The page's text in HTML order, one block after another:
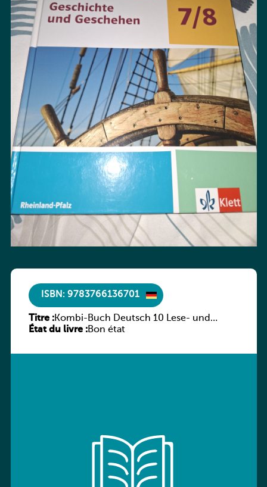
ISBN: 9783766136701
Titre :Kombi-Buch Deutsch 10 Lese- und
Sprachbuch
État du livre :Bon état